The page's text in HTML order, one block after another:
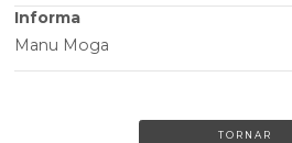
Informa
Manu Moga
TORNAR